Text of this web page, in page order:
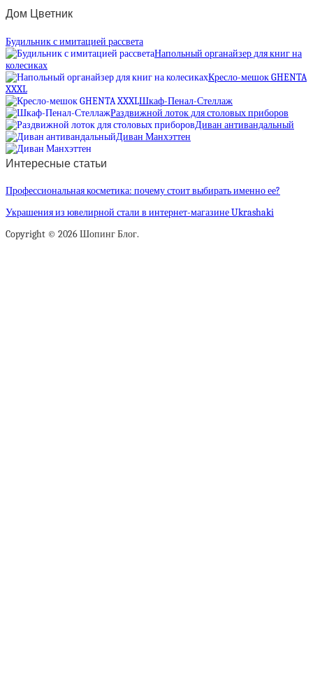
Дом Цветник
Будильник с имитацией рассвета
Напольный органайзер для книг на
колесиках
Кресло-мешок GHENTA
XXXL
Шкаф-Пенал-Стеллаж
Раздвижной лоток для столовых приборов
Диван антивандальный
Диван Манхэттен
Интересные статьи
Профессиональная косметика: почему стоит выбирать именно ее?
Украшения из ювелирной стали в интернет-магазине Ukrashaki
Copyright © 2026 Шопинг Блог.